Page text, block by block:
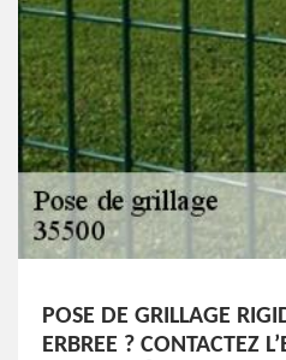
POSE DE GRILLAGE
ERBREE ? CONTACTEZ